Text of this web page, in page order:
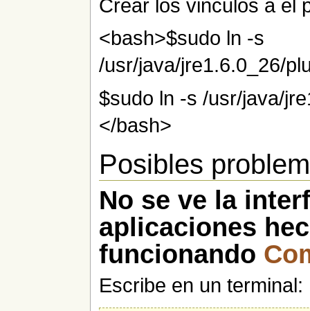
Crear los vinculos a el
<bash>$sudo ln -s
/usr/java/jre1.6.0_26/
$sudo ln -s /usr/java/
</bash>
Posibles
No se ve la
aplicaciones
funcionando
Escribe en un terminal: